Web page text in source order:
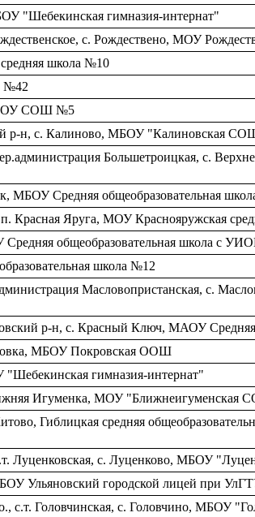
"Шебекинская гимназия-интернат"
c. Рождествено, МОУ
школа №10
№42
МОУ СОШ №5
р-н, c. Калиново, МБОУ "Калиновская
Большетроицкая, c.
МБОУ Средняя общеобразовательная
Красная Яруга, МОУ Краснояружская
Средняя общеобразовательная школа с
школа №12
Масловопристанская, c.
р-н, с. Красный Ключ, МАОУ Средняя
МБОУ Покровская ООШ
"Шебекинская гимназия-интернат"
Игуменка, МОУ "Ближнеигуменская
Гиблицкая средняя
Луценковская, c. Луценково, МБОУ
Ульяновский городской лицей при
с.т. Головчинская, c. Головчино, МБОУ